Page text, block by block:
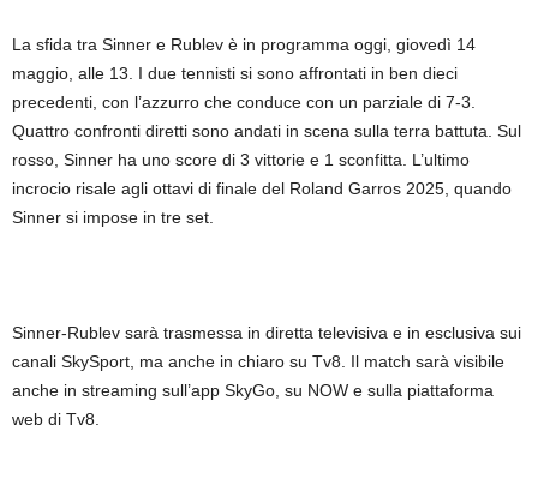
La sfida tra Sinner e Rublev è in programma oggi, giovedì 14
maggio, alle 13. I due tennisti si sono affrontati in ben dieci
precedenti, con l’azzurro che conduce con un parziale di 7-3.
Quattro confronti diretti sono andati in scena sulla terra battuta. Sul
rosso, Sinner ha uno score di 3 vittorie e 1 sconfitta. L’ultimo
incrocio risale agli ottavi di finale del Roland Garros 2025, quando
Sinner si impose in tre set.
Sinner-Rublev sarà trasmessa in diretta televisiva e in esclusiva sui
canali SkySport, ma anche in chiaro su Tv8. Il match sarà visibile
anche in streaming sull’app SkyGo, su NOW e sulla piattaforma
web di Tv8.